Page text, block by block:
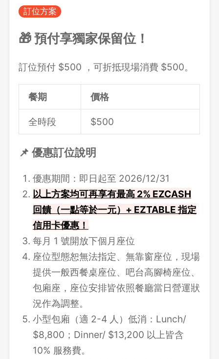
訂位方案
🎁 預付享獨家保留位！
訂位預付 $500 ，可折抵現場消費 $500。
餐期 價格
全時段 $500
📌 優惠訂位說明
優惠期間：即日起至 2026/12/31
以上方案均可再享有最高 2% EZCASH
回饋（一點等於一元）+ EZTABLE 指定
信用卡優惠！
每月 1 號開放下個月座位
座位型態恕無法指定、無靠窗座位，現場
提供一般西餐桌座位、吧台高腳椅座位、
包廂座，座位安排皆依照餐廳當日營運狀
況作為調整。
小型包廂（適 2-4 人）低消：Lunch/
$8,800；Dinner/ $13,200 以上皆含
10% 服務費。